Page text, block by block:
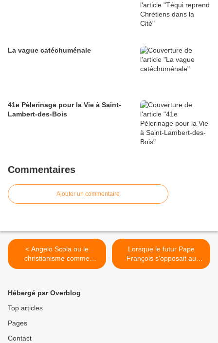
La vague catéchuménale
41e Pèlerinage pour la Vie à Saint-
Lambert-des-Bois
Commentaires
Ajouter un commentaire
< Angelo Scola ou le
christianisme comme
événement
Lorsque le futur Pape
François s'opposait au
mariage homo >
Hébergé par Overblog
Top articles
Pages
Contact